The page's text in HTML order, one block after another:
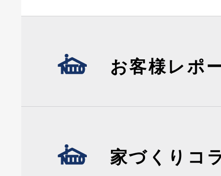
お客様レポ
家づくりコ